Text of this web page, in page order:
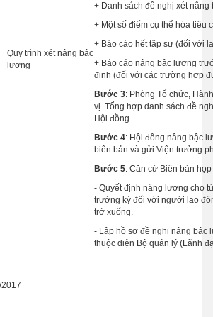
Quy trình xét nâng bậc
lương
+ Danh sách đề nghị xét
+ Một số điểm cụ thể hóa tiêu
+ Báo cáo hết tập sự (đối với
+ Báo cáo nâng bậc lương
định (đối với các trường hợp
Bước 3: Phòng Tổ chức,
vị. Tổng hợp danh sách đề
Hội đồng.
Bước 4: Hội đồng nâng bậc
biên bản và gửi Viện trưởng
Bước 5: Căn cứ Biên bản
- Quyết định nâng lương cho
trưởng ký đối với người lao
trở xuống.
- Lập hồ sơ đề nghị nâng bậc
thuộc diện Bộ quản lý (Lãnh